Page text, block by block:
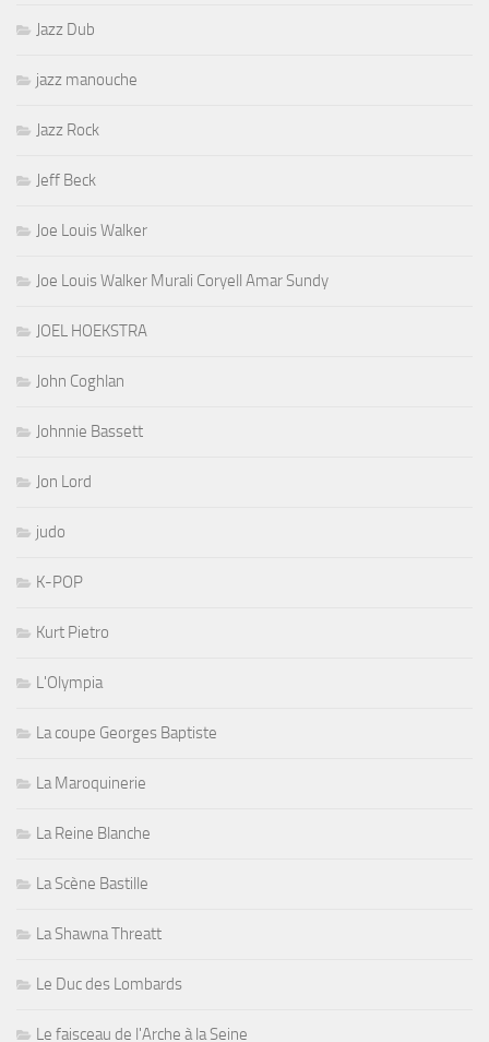
Jazz Dub
jazz manouche
Jazz Rock
Jeff Beck
Joe Louis Walker
Joe Louis Walker Murali Coryell Amar Sundy
JOEL HOEKSTRA
John Coghlan
Johnnie Bassett
Jon Lord
judo
K-POP
Kurt Pietro
L'Olympia
La coupe Georges Baptiste
La Maroquinerie
La Reine Blanche
La Scène Bastille
La Shawna Threatt
Le Duc des Lombards
Le faisceau de l'Arche à la Seine